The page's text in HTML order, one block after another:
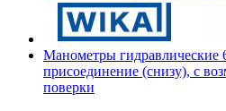
Манометры гидравлические
присоединение (снизу), с
поверки